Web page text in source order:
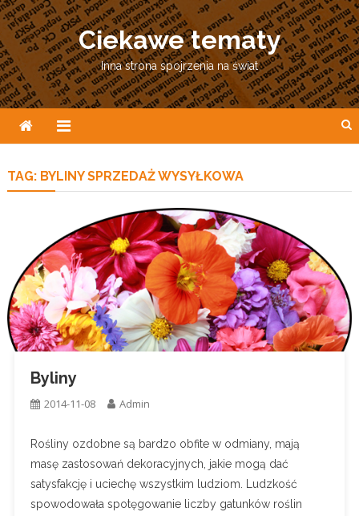
Skip
to
content
Ciekawe tematy
Inna strona spojrzenia na świat
TAG: BYLINY SPRZEDAŻ WYSYŁKOWA
Byliny
2014-11-08 Admin
Rośliny ozdobne są bardzo obfite w odmiany, mają
masę zastosowań dekoracyjnych, jakie mogą dać
satysfakcję i uciechę wszystkim ludziom. Ludzkość
spowodowała spotęgowanie liczby gatunków roślin